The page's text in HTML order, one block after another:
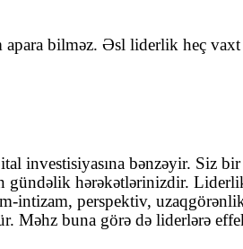
bilməz. Əsl liderlik heç
investisiyasına bənzəyir. Siz
gündəlik hərəkətlərinizdir.
perspektiv,
Məhz buna görə də liderlərə